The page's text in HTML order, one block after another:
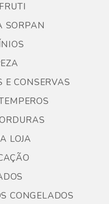
SORPAN
E CONSERVAS
LOJA
CONGELADOS